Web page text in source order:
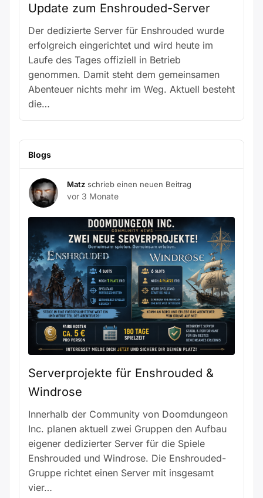
Update zum Enshrouded-Server
Der dedizierte Server für Enshrouded wurde
erfolgreich eingerichtet und wird heute im
Laufe des Tages offiziell in Betrieb
genommen. Damit steht dem gemeinsamen
Abenteuer nichts mehr im Weg. Aktuell besteht
die…
Blogs
Matz schrieb einen neuen Beitrag
vor 3 Monate
Serverprojekte für Enshrouded &
Windrose
Innerhalb der Community von Doomdungeon
Inc. planen aktuell zwei Gruppen den Aufbau
eigener dedizierter Server für die Spiele
Enshrouded und Windrose. Die Enshrouded-
Gruppe richtet einen Server mit insgesamt
vier…